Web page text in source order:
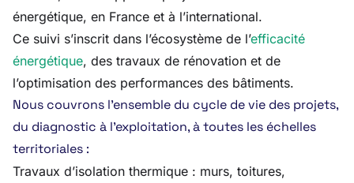
énergétique, en France et à l’international.
Ce suivi s’inscrit dans l’écosystème de l’efficacité
énergétique, des travaux de rénovation et de
l’optimisation des performances des bâtiments.
Nous couvrons l’ensemble du cycle de vie des projets,
du diagnostic à l’exploitation, à toutes les échelles
territoriales :
Travaux d’isolation thermique : murs, toitures,